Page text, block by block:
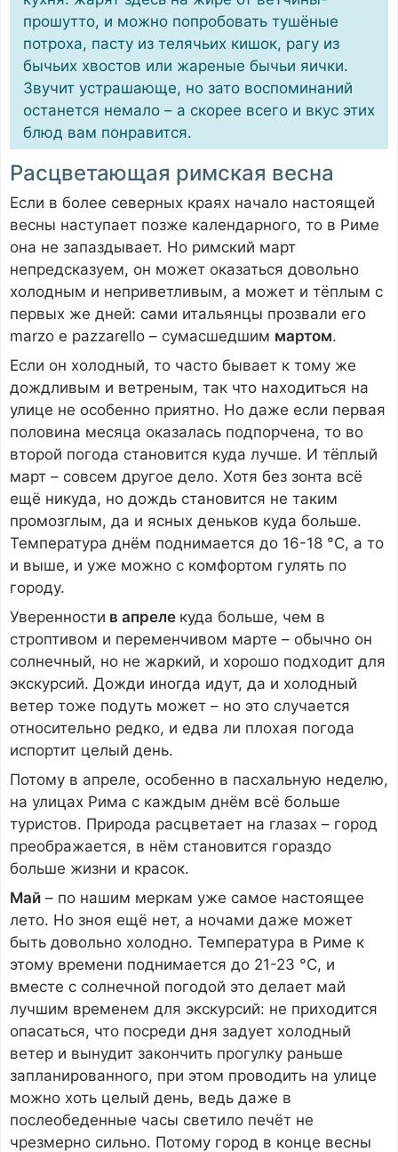
прошутто, и можно попробовать тушёные
потроха, пасту из телячьих кишок, рагу из
бычьих хвостов или жареные бычьи яички.
Звучит устрашающе, но зато воспоминаний
останется немало – а скорее всего и вкус этих
блюд вам понравится.
Расцветающая римская весна
Если в более северных краях начало настоящей
весны наступает позже календарного, то в Риме
она не запаздывает. Но римский март
непредсказуем, он может оказаться довольно
холодным и неприветливым, а может и тёплым с
первых же дней: сами итальянцы прозвали его
marzo e pazzarello – сумасшедшим мартом.
Если он холодный, то часто бывает к тому же
дождливым и ветреным, так что находиться на
улице не особенно приятно. Но даже если первая
половина месяца оказалась подпорчена, то во
второй погода становится куда лучше. И тёплый
март – совсем другое дело. Хотя без зонта всё
ещё никуда, но дождь становится не таким
промозглым, да и ясных деньков куда больше.
Температура днём поднимается до 16-18 °С, а то
и выше, и уже можно с комфортом гулять по
городу.
Уверенности в апреле куда больше, чем в
строптивом и переменчивом марте – обычно он
солнечный, но не жаркий, и хорошо подходит для
экскурсий. Дожди иногда идут, да и холодный
ветер тоже подуть может – но это случается
относительно редко, и едва ли плохая погода
испортит целый день.
Потому в апреле, особенно в пасхальную неделю,
на улицах Рима с каждым днём всё больше
туристов. Природа расцветает на глазах – город
преображается, в нём становится гораздо
больше жизни и красок.
Май – по нашим меркам уже самое настоящее
лето. Но зноя ещё нет, а ночами даже может
быть довольно холодно. Температура в Риме к
этому времени поднимается до 21-23 °С, и
вместе с солнечной погодой это делает май
лучшим временем для экскурсий: не приходится
опасаться, что посреди дня задует холодный
ветер и вынудит закончить прогулку раньше
запланированного, при этом проводить на улице
можно хоть целый день, ведь даже в
послеобеденные часы светило печёт не
чрезмерно сильно. Потому город в конце весны